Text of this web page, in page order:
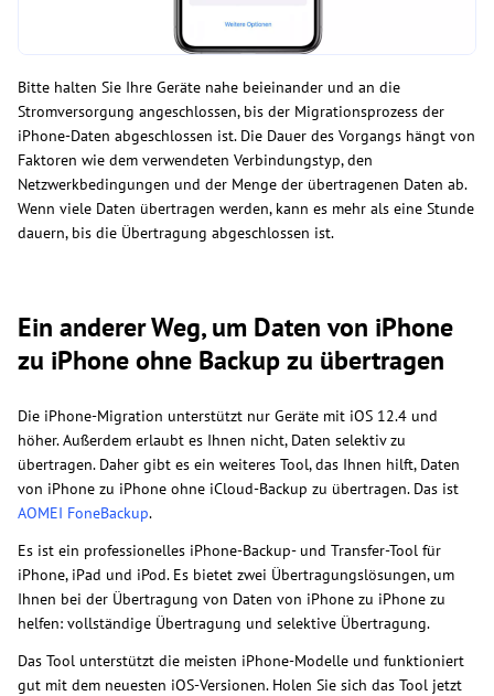
Bitte halten Sie Ihre Geräte nahe beieinander und an die
Stromversorgung angeschlossen, bis der Migrationsprozess der
iPhone-Daten abgeschlossen ist. Die Dauer des Vorgangs hängt von
Faktoren wie dem verwendeten Verbindungstyp, den
Netzwerkbedingungen und der Menge der übertragenen Daten ab.
Wenn viele Daten übertragen werden, kann es mehr als eine Stunde
dauern, bis die Übertragung abgeschlossen ist.
Ein anderer Weg, um Daten von iPhone
zu iPhone ohne Backup zu übertragen
Die iPhone-Migration unterstützt nur Geräte mit iOS 12.4 und
höher. Außerdem erlaubt es Ihnen nicht, Daten selektiv zu
übertragen. Daher gibt es ein weiteres Tool, das Ihnen hilft, Daten
von iPhone zu iPhone ohne iCloud-Backup zu übertragen. Das ist
AOMEI FoneBackup.
Es ist ein professionelles iPhone-Backup- und Transfer-Tool für
iPhone, iPad und iPod. Es bietet zwei Übertragungslösungen, um
Ihnen bei der Übertragung von Daten von iPhone zu iPhone zu
helfen: vollständige Übertragung und selektive Übertragung.
Das Tool unterstützt die meisten iPhone-Modelle und funktioniert
gut mit dem neuesten iOS-Versionen. Holen Sie sich das Tool jetzt